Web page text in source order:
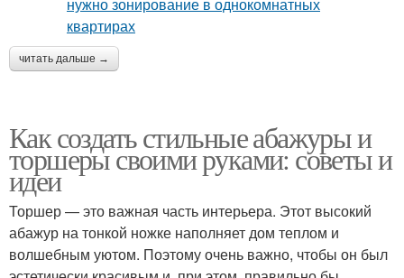
читать дальше →
Как создать стильные абажуры и
торшеры своими руками: советы и
идеи
Торшер — это важная часть интерьера. Этот высокий
абажур на тонкой ножке наполняет дом теплом и
волшебным уютом. Поэтому очень важно, чтобы он был